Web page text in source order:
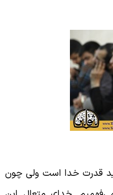
قدرت خدا است ولی چون